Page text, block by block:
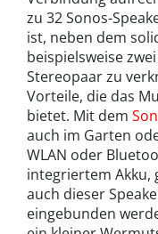
zu 32 Sonos-
ist, neben dem
beispielsweise
Stereopaar zu
Vorteile, die das
bietet. Mit dem
auch im Garten
WLAN oder
integriertem Akku,
auch dieser
eingebunden